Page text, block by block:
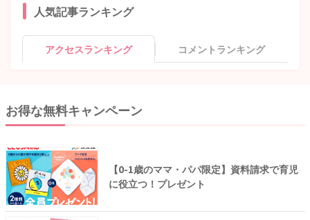
人気記事ランキング
アクセスランキング コメントランキング
お得な無料キャンペーン
【0-1歳のママ・パパ限定】資料請求で育児
に役立つ！プレゼント